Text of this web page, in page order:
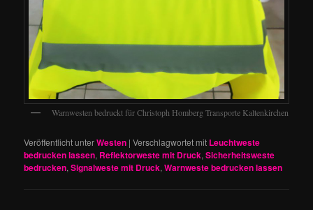
Warnwesten bedruckt für Christoph Homberg Transporte Kaltenkirchen
Veröffentlicht unterWesten |Verschlagwortet mit Leuchtweste
bedrucken lassen, Reflektorweste mit Druck,Sicherheitsweste
bedrucken,Signalweste mit Druck,Warnweste bedrucken lassen